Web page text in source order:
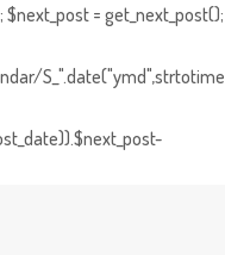
= get_next_post();